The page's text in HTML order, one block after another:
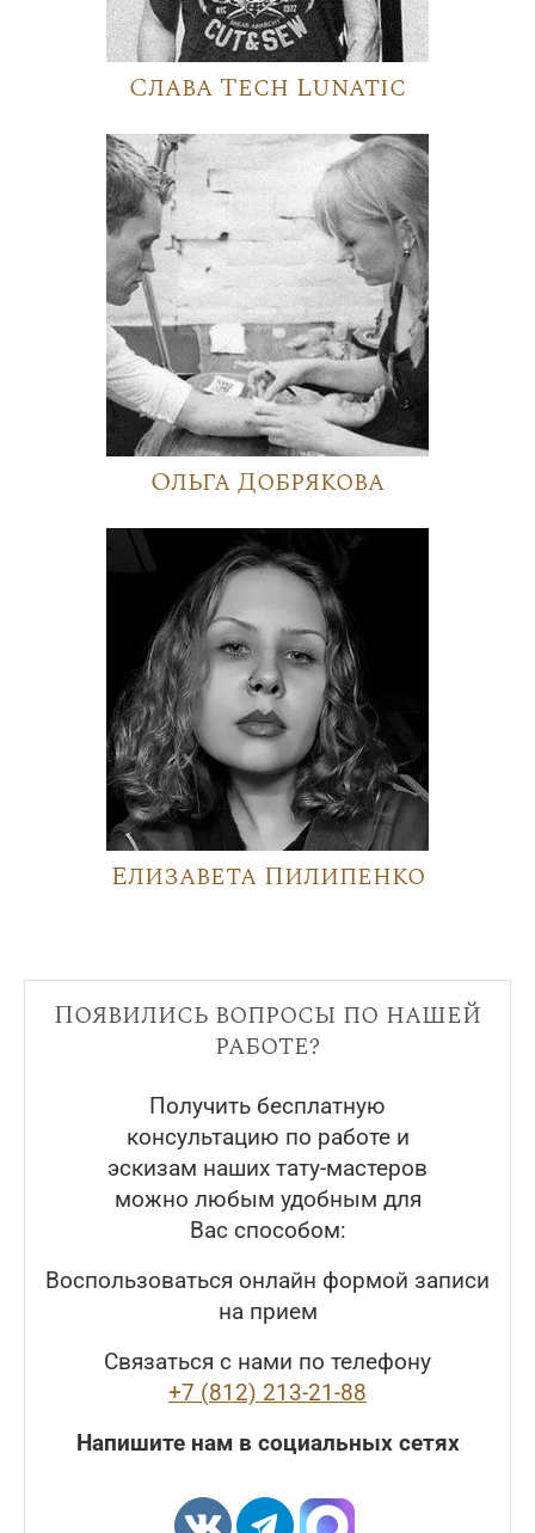
Слава Tech Lunatic
Ольга Добрякова
Елизавета Пилипенко
Появились вопросы по нашей
работе?
Получить бесплатную
консультацию по работе и
эскизам наших тату-мастеров
можно любым удобным для
Вас способом:
Воспользоваться онлайн формой записи
на прием
Связаться с нами по телефону
+7 (812) 213-21-88
Напишите нам в социальных сетях